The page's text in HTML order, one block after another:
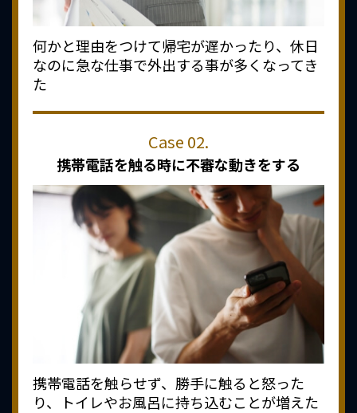
何かと理由をつけて帰宅が遅かったり、休日
なのに急な仕事で外出する事が多くなってき
た
携帯電話を触る時に不審な動きをする
携帯電話を触らせず、勝手に触ると怒った
り、トイレやお風呂に持ち込むことが増えた